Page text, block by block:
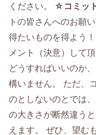
ください。 ☆コミッ
トの皆さんへのお願
得たいものを得よう
メント（決意）して
どうすればいいのか
構いません。 ただ、
のとしないのとでは
の大きさが断然違う
えます。 ぜひ、望む